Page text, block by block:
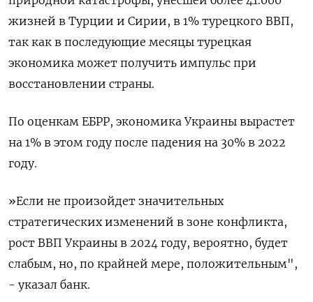
жизней в Турции и Сирии, в 1% турецкого ВВП,
так как в последующие месяцы турецкая
экономика может получить импульс при
восстановлении страны.
По оценкам ЕБРР, экономика Украины вырастет
на 1% в этом году после падения на 30% в 2022
году.
»Если не произойдет значительных
стратегических изменений в зоне конфликта,
рост ВВП Украины в 2024 году, вероятно, будет
слабым, но, по крайней мере, положительным",
- указал банк.